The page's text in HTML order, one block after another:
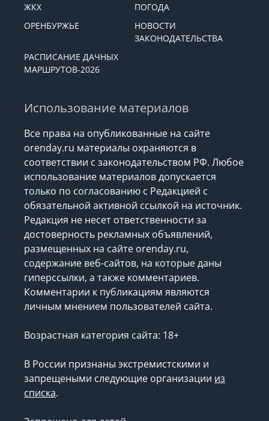
ЖКХ
ПОГОДА
ОРЕНБУРЖЬЕ
НОВОСТИ
ЗАКОНОДАТЕЛЬСТВА
РАСПИСАНИЕ ДАЧНЫХ
МАРШРУТОВ-2026
Использование материалов
Все права на опубликованные на сайте
orenday.ru материалы охраняются в
соответствии с законодательством РФ. Любое
использование материалов допускается
только по согласованию с Редакцией с
обязательной активной ссылкой на источник.
Редакция не несет ответственности за
достоверность рекламных объявлений,
размещенных на сайте orenday.ru,
содержание веб-сайтов, на которые даны
гиперссылки, а также комментариев.
Комментарии к публикациям являются
личным мнением пользователей сайта.
Возрастная категория сайта: 18+
В России признаны экстремистскими и
запрещеными следующие организации из
списка.